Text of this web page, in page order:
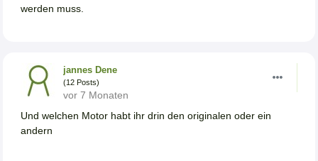
werden muss.
jannes Dene
(12 Posts)
vor 7 Monaten
Und welchen Motor habt ihr drin den originalen oder ein
andern